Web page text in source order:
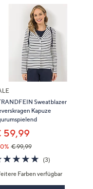
Sweatblazer
Kapuze
59,99
€ 99,99
5.0
von
5
(3)3
Farben verfügbar